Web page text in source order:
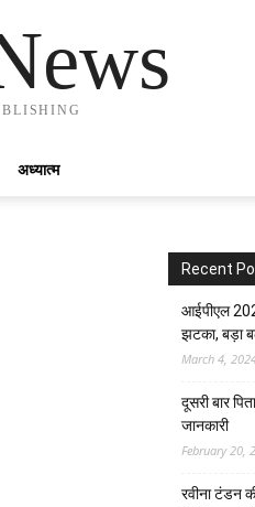
अध्यात्म
Recent
आईपीएल
झटका, बड़ा
March 4,
दूसरी बार‌
जानकारी
February 20,
रवीना टंडन